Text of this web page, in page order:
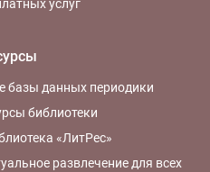
услуг
базы данных периодики
библиотеки
«ЛитРес»
развлечение для всех